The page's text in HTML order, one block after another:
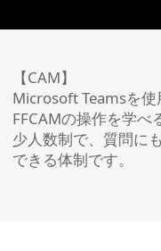
【CAM】
Microsoft Teamsを
FFCAMの操作を学べ
少人数制で、質問に
できる体制です。